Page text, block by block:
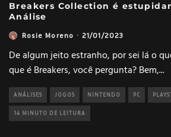
Breakers Collection é
Análise
Rosie Moreno · 21/01/2023
De algum jeito estranho, por sei lá o
que é Breakers, você pergunta? Bem,...
ANÁLISES JOGOS NINTENDO PC
14 MINUTO DE LEITURA